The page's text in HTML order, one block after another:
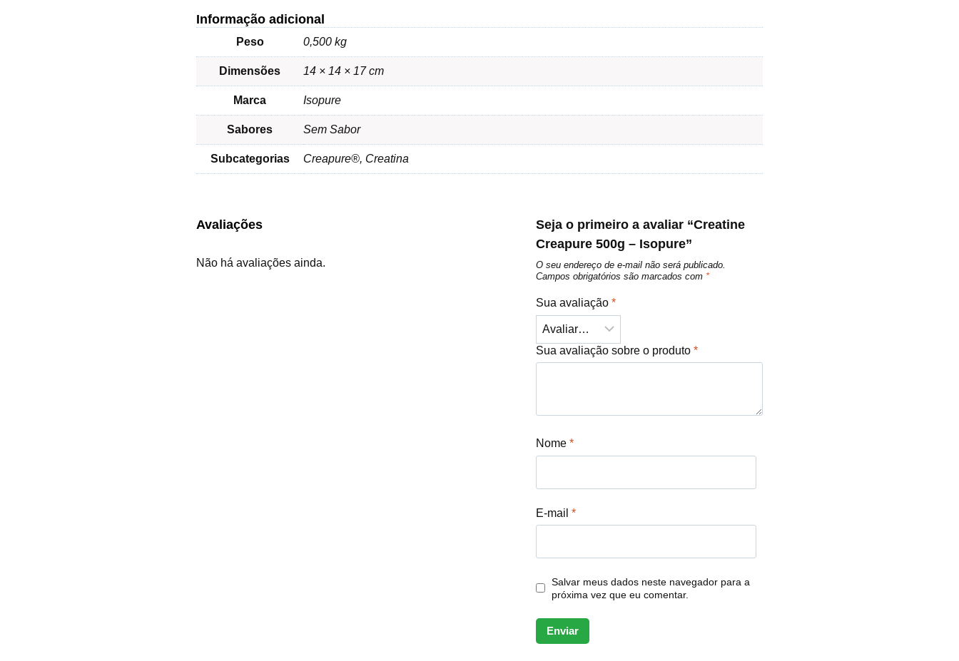
Informação adicional
Peso 0,500 kg
Dimensões 14 × 14 × 17 cm
Marca Isopure
Sabores Sem Sabor
Subcategorias Creapure®, Creatina
Avaliações
Não há avaliações ainda.
Seja o primeiro a avaliar “Creatine
Creapure 500g – Isopure”
O seu endereço de e-mail não será publicado.
Campos obrigatórios são marcados com *
Sua avaliação*
Sua avaliação sobre o produto*
Nome*
E-mail*
Salvar meus dados neste navegador para a
próxima vez que eu comentar.